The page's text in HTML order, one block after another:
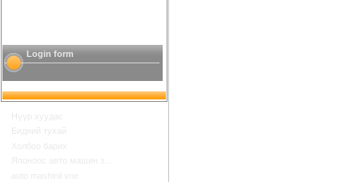
Login form
Нүүр хуудас
Бидний тухай
Холбоо барих
Японоос авто машин з...
auto mashinii vne